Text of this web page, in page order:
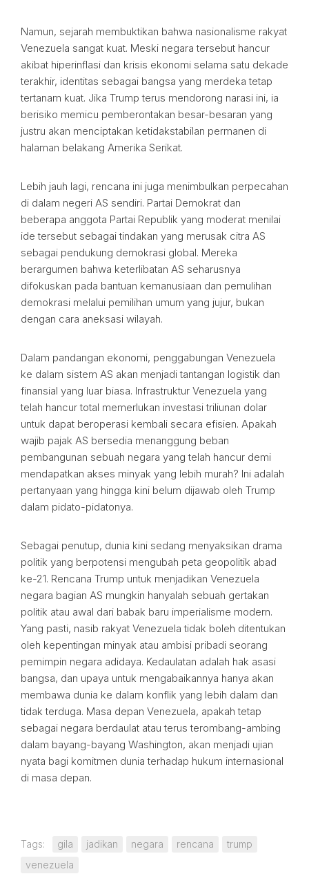
Namun, sejarah membuktikan bahwa nasionalisme rakyat
Venezuela sangat kuat. Meski negara tersebut hancur
akibat hiperinflasi dan krisis ekonomi selama satu dekade
terakhir, identitas sebagai bangsa yang merdeka tetap
tertanam kuat. Jika Trump terus mendorong narasi ini, ia
berisiko memicu pemberontakan besar-besaran yang
justru akan menciptakan ketidakstabilan permanen di
halaman belakang Amerika Serikat.
Lebih jauh lagi, rencana ini juga menimbulkan perpecahan
di dalam negeri AS sendiri. Partai Demokrat dan
beberapa anggota Partai Republik yang moderat menilai
ide tersebut sebagai tindakan yang merusak citra AS
sebagai pendukung demokrasi global. Mereka
berargumen bahwa keterlibatan AS seharusnya
difokuskan pada bantuan kemanusiaan dan pemulihan
demokrasi melalui pemilihan umum yang jujur, bukan
dengan cara aneksasi wilayah.
Dalam pandangan ekonomi, penggabungan Venezuela
ke dalam sistem AS akan menjadi tantangan logistik dan
finansial yang luar biasa. Infrastruktur Venezuela yang
telah hancur total memerlukan investasi triliunan dolar
untuk dapat beroperasi kembali secara efisien. Apakah
wajib pajak AS bersedia menanggung beban
pembangunan sebuah negara yang telah hancur demi
mendapatkan akses minyak yang lebih murah? Ini adalah
pertanyaan yang hingga kini belum dijawab oleh Trump
dalam pidato-pidatonya.
Sebagai penutup, dunia kini sedang menyaksikan drama
politik yang berpotensi mengubah peta geopolitik abad
ke-21. Rencana Trump untuk menjadikan Venezuela
negara bagian AS mungkin hanyalah sebuah gertakan
politik atau awal dari babak baru imperialisme modern.
Yang pasti, nasib rakyat Venezuela tidak boleh ditentukan
oleh kepentingan minyak atau ambisi pribadi seorang
pemimpin negara adidaya. Kedaulatan adalah hak asasi
bangsa, dan upaya untuk mengabaikannya hanya akan
membawa dunia ke dalam konflik yang lebih dalam dan
tidak terduga. Masa depan Venezuela, apakah tetap
sebagai negara berdaulat atau terus terombang-ambing
dalam bayang-bayang Washington, akan menjadi ujian
nyata bagi komitmen dunia terhadap hukum internasional
di masa depan.
Tags: gila jadikan negara rencana
trump
venezuela